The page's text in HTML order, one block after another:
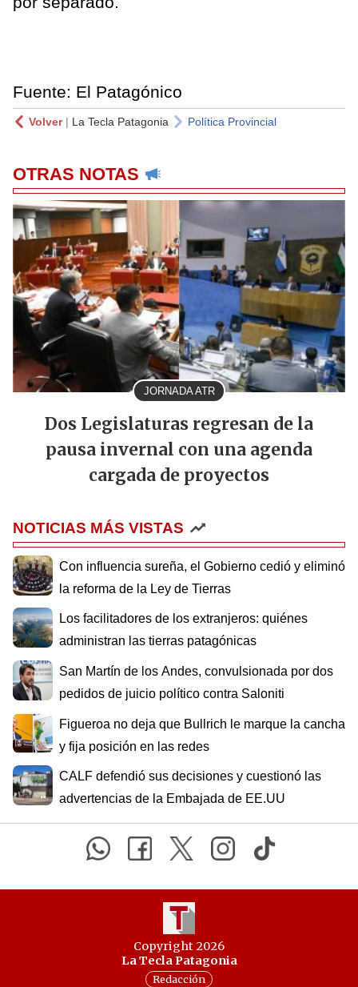
Fuente: El Patagónico
Volver| La Tecla Patagonia Política Provincial
OTRAS NOTAS
JORNADA ATR
Dos Legislaturas regresan de la
pausa invernal con una agenda
cargada de proyectos
NOTICIAS MÁS VISTAS
Con influencia sureña, el Gobierno cedió y eliminó
la reforma de la Ley de Tierras
Los facilitadores de los extranjeros: quiénes
administran las tierras patagónicas
San Martín de los Andes, convulsionada por dos
pedidos de juicio político contra Saloniti
Figueroa no deja que Bullrich le marque la cancha
y fija posición en las redes
CALF defendió sus decisiones y cuestionó las
advertencias de la Embajada de EE.UU
Copyright 2026
La Tecla Patagonia
Redacción